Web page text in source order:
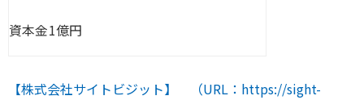
資本金1億円
【株式会社サイトビジット】 （URL：https://sight-